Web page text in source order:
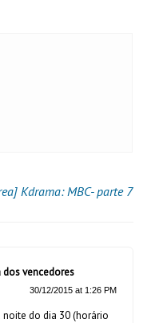
Kdrama: MBC- parte 7
dos vencedores
30/12/2015 at 1:26 PM
do dia 30 (horário